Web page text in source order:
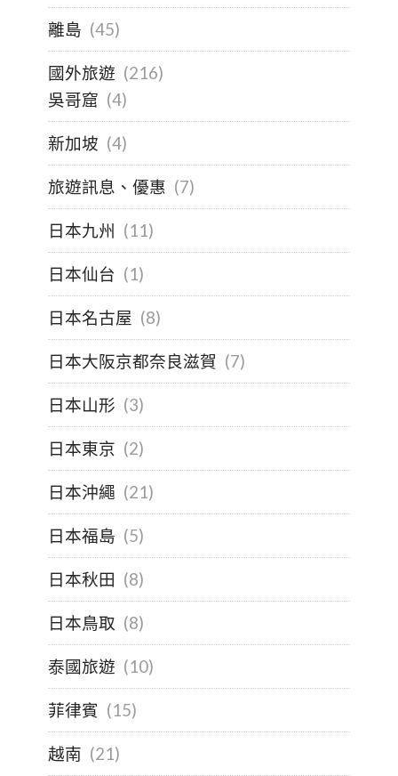
離島 (45)
國外旅遊 (216)
吳哥窟 (4)
新加坡 (4)
旅遊訊息、優惠 (7)
日本九州 (11)
日本仙台 (1)
日本名古屋 (8)
日本大阪京都奈良滋賀 (7)
日本山形 (3)
日本東京 (2)
日本沖繩 (21)
日本福島 (5)
日本秋田 (8)
日本鳥取 (8)
泰國旅遊 (10)
菲律賓 (15)
越南 (21)